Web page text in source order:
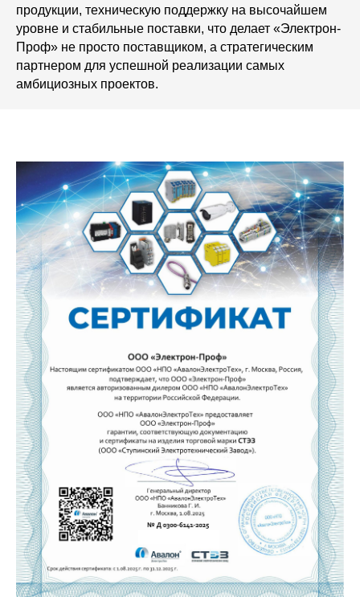
продукции, техническую поддержку на высочайшем
уровне и стабильные поставки, что делает «Электрон-
Проф» не просто поставщиком, а стратегическим
партнером для успешной реализации самых
амбициозных проектов.